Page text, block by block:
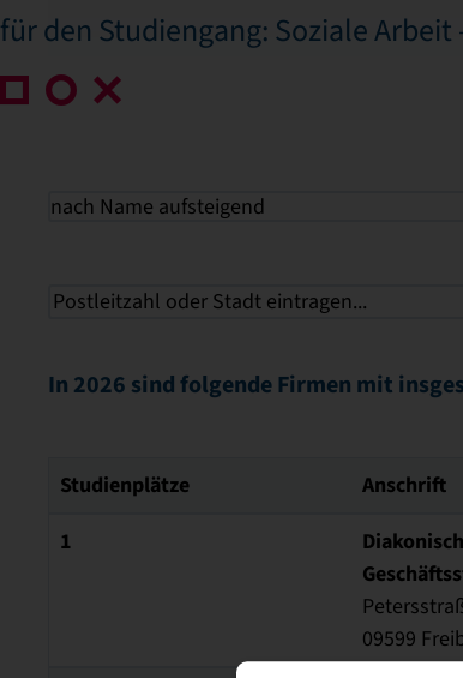
für den Studiengang: Soziale Arbeit
nach Name aufsteigend
In 2026 sind folgende Firmen mit
Studienplätze Anschrift
1
09599